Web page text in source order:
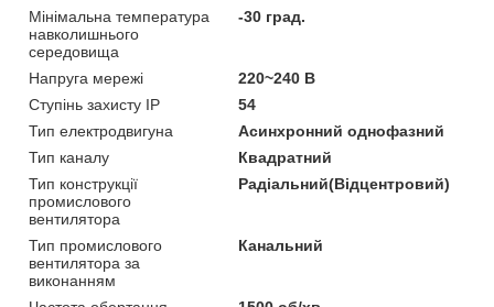
Мінімальна температура
навколишнього
середовища
-30 град.
Напруга мережі
220~240 В
Ступінь захисту IP
54
Тип електродвигуна
Асинхронний однофазний
Тип каналу
Квадратний
Тип конструкції
промислового
вентилятора
Радіальний(Відцентровий)
Тип промислового
вентилятора за
виконанням
Канальний